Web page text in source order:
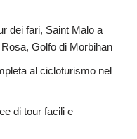
dei fari, Saint Malo a
Golfo di Morbihan
al cicloturismo nel
di tour facili e